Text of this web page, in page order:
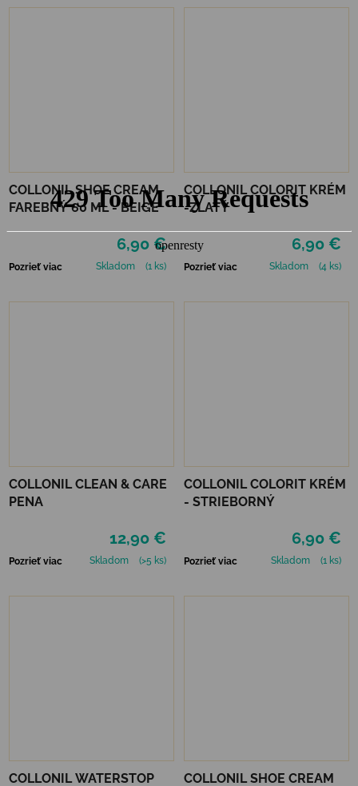
COLLONIL SHOE CREAM
FAREBNÝ 60 ML - BEIGE
6,90 €
Pozrieť viac Skladom (1 ks)
COLLONIL COLORIT KRÉM
-ZLATÝ
6,90 €
Pozrieť viac Skladom (4 ks)
COLLONIL CLEAN & CARE
PENA
12,90 €
Pozrieť viac Skladom (>5 ks)
COLLONIL COLORIT KRÉM
- STRIEBORNÝ
6,90 €
Pozrieť viac Skladom (1 ks)
COLLONIL WATERSTOP
COLLONIL SHOE CREAM